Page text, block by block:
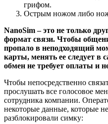
грифом.
Острым ножом либо
NanoSim – это не только
формат связи. Чтобы
пропало в неподходящий
карты, менять ее следует в
обмен не требует оплаты и
Чтобы непосредственно
прослушать все голосовое
сотрудника компании.
некоторые данные, которые
разблокировали симку: